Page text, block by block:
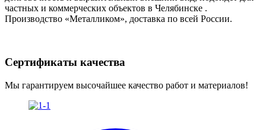
частных и коммерческих объектов в Челябинске .
Производство «Металликом», доставка по всей России.
Сертификаты качества
Мы гарантируем высочайшее качество работ и материалов!